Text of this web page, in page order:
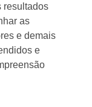
resultados
as
e demais
e